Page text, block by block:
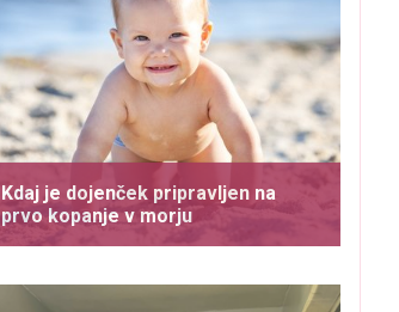
Kdaj je dojenček pripravljen na
prvo kopanje v morju